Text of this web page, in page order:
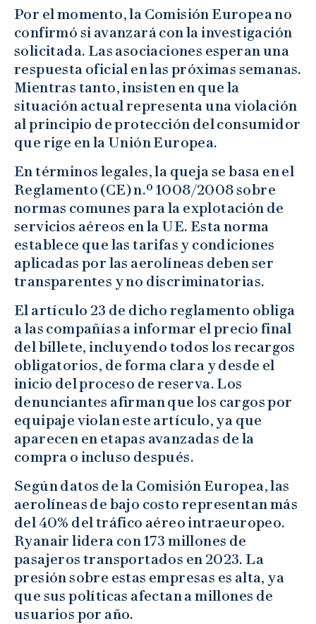
Por el momento, la Comisión Europea no
confirmó si avanzará con la investigación
solicitada. Las asociaciones esperan una
respuesta oficial en las próximas semanas.
Mientras tanto, insisten en que la
situación actual representa una violación
al principio de protección del consumidor
que rige en la Unión Europea.
En términos legales, la queja se basa en el
Reglamento (CE) n.º 1008/2008 sobre
normas comunes para la explotación de
servicios aéreos en la UE. Esta norma
establece que las tarifas y condiciones
aplicadas por las aerolíneas deben ser
transparentes y no discriminatorias.
El artículo 23 de dicho reglamento obliga
a las compañías a informar el precio final
del billete, incluyendo todos los recargos
obligatorios, de forma clara y desde el
inicio del proceso de reserva. Los
denunciantes afirman que los cargos por
equipaje violan este artículo, ya que
aparecen en etapas avanzadas de la
compra o incluso después.
Según datos de la Comisión Europea, las
aerolíneas de bajo costo representan más
del 40% del tráfico aéreo intraeuropeo.
Ryanair lidera con 173 millones de
pasajeros transportados en 2023. La
presión sobre estas empresas es alta, ya
que sus políticas afectan a millones de
usuarios por año.